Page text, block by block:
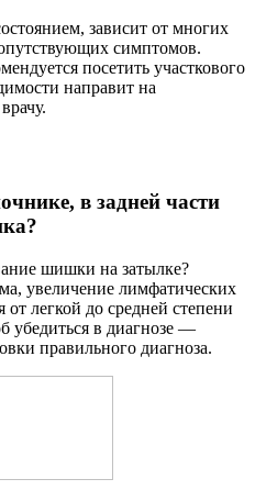
зависит от многих
симптомов.
посетить участкового
направит на
в задней части
шишки на затылке?
увеличение лимфатических
легкой до средней степени
убедиться в диагнозе —
правильного диагноза.